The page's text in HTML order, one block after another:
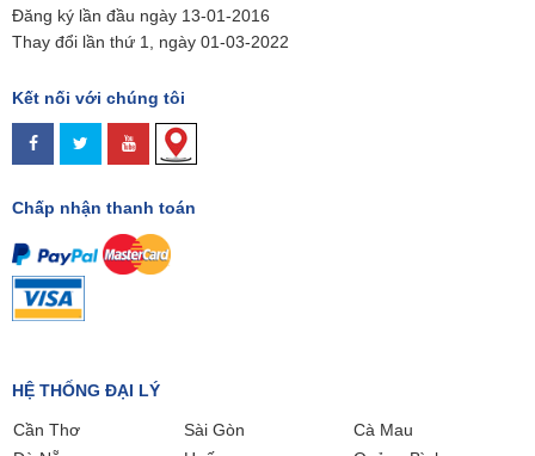
Đăng ký lần đầu ngày 13-01-2016
Thay đổi lần thứ 1, ngày 01-03-2022
Kết nối với chúng tôi
Chấp nhận thanh toán
HỆ THỐNG ĐẠI LÝ
Cần Thơ Sài Gòn
Cà Mau